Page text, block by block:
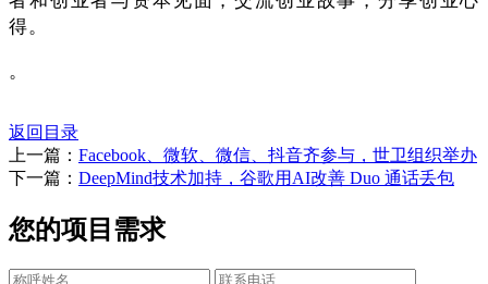
得。
。
返回目录
上一篇： Facebook、微软、微信、抖音齐参与，世卫组织举办
下一篇： DeepMind技术加持，谷歌用AI改善 Duo 通话丢包
您的项目需求